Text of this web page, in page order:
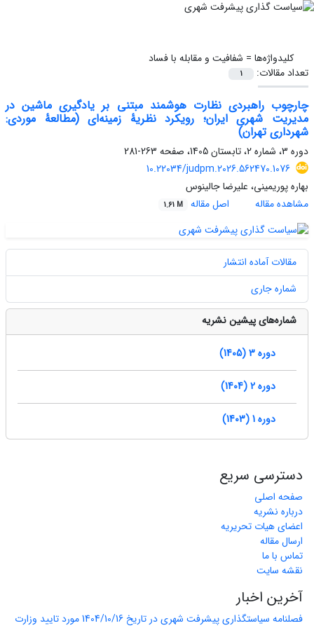
کلیدواژه‌ها = شفافیت و مقابله با فساد
تعداد مقالات:
1
چارچوب راهبردی نظارت هوشمند مبتنی بر یادگیری ماشین در
مدیریت شهری ایران؛ رویکرد نظریۀ زمینه‌ای (مطالعۀ موردی:
شهرداری تهران)
دوره 3، شماره 2، تابستان 1405، صفحه
263-281
10.22034/judpm.2026.562470.1076
بهاره پوریمینی، علیرضا جالینوس
مشاهده مقاله
اصل مقاله 1.61 M
مقالات آماده انتشار
شماره جاری
شماره‌های پیشین نشریه
دوره 3 (1405)
دوره 2 (1404)
دوره 1 (1403)
دسترسی سریع
صفحه اصلی
درباره نشریه
اعضای هیات تحریریه
ارسال مقاله
تماس با ما
نقشه سایت
آخرین اخبار
فصلنامه سیاستگذاری پیشرفت شهری در تاریخ 1404/10/16 مورد تایید وزارت